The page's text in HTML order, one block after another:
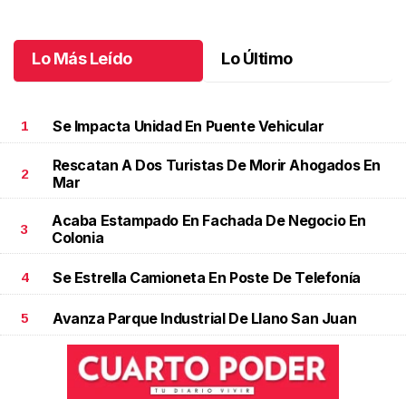
Lo Más Leído Lo Último
1 Se Impacta Unidad En Puente Vehicular
2
Rescatan A Dos Turistas De Morir Ahogados En
Mar
3
Acaba Estampado En Fachada De Negocio En
Colonia
4 Se Estrella Camioneta En Poste De Telefonía
5 Avanza Parque Industrial De Llano San Juan